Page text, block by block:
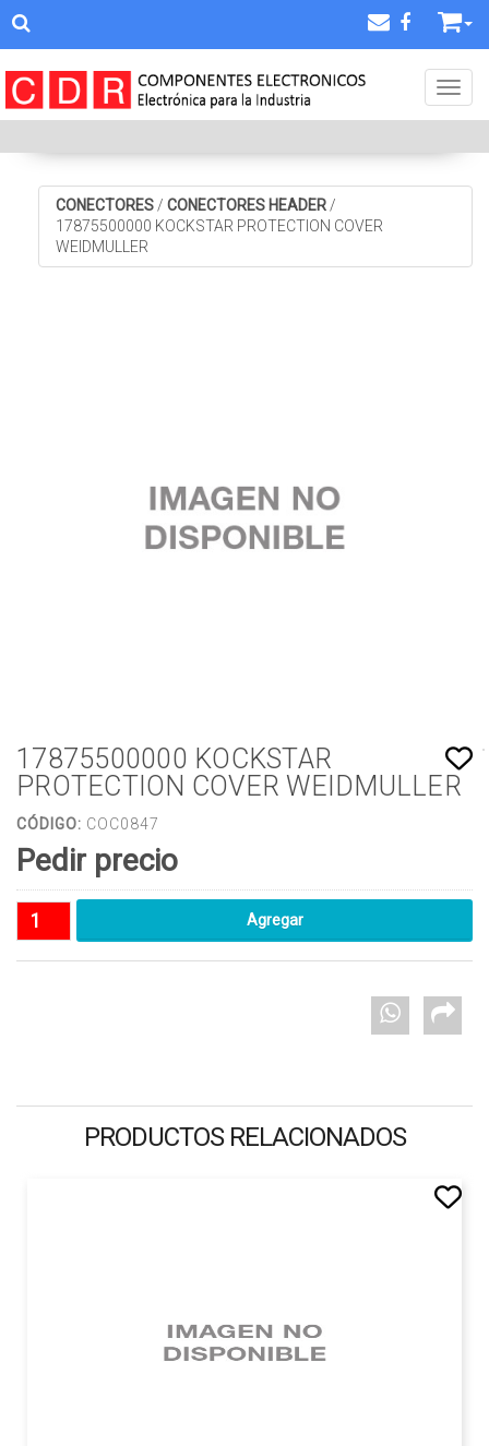
CONECTORES / CONECTORES HEADER /
17875500000 KOCKSTAR PROTECTION COVER
WEIDMULLER
17875500000 KOCKSTAR
PROTECTION COVER WEIDMULLER
CÓDIGO: COC0847
Pedir precio
PRODUCTOS RELACIONADOS